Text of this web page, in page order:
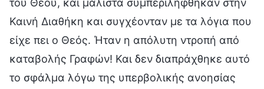
Καινή Διαθήκη και συγχέονταν με τα λόγια που
είχε πει ο Θεός. Ήταν η απόλυτη ντροπή από
καταβολής Γραφών! Και δεν διαπράχθηκε αυτό
το σφάλμα λόγω της υπερβολικής ανοησίας